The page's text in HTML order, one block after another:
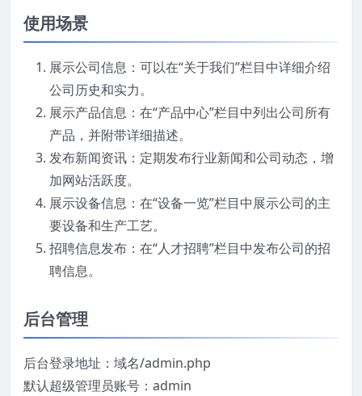
使用场景
展示公司信息：可以在“关于我们”栏目中详细介绍
公司历史和实力。
展示产品信息：在“产品中心”栏目中列出公司所有
产品，并附带详细描述。
发布新闻资讯：定期发布行业新闻和公司动态，增
加网站活跃度。
展示设备信息：在“设备一览”栏目中展示公司的主
要设备和生产工艺。
招聘信息发布：在“人才招聘”栏目中发布公司的招
聘信息。
后台管理
后台登录地址：域名/admin.php
默认超级管理员账号：admin